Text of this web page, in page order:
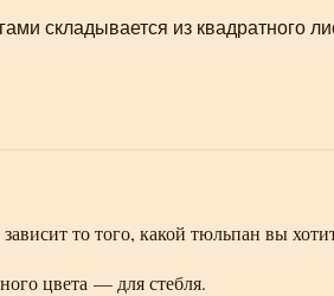
складывается из квадратного
то того, какой тюльпан вы
цвета — для стебля.